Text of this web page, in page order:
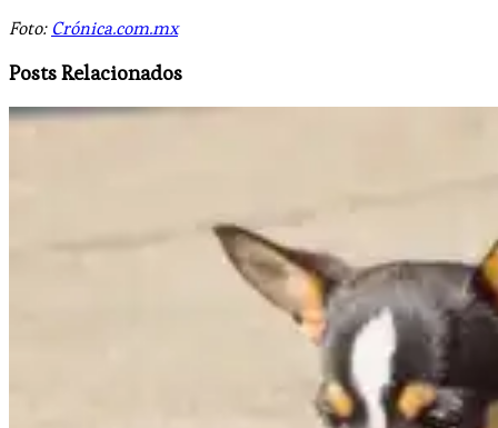
Foto: Crónica.com.mx
Posts Relacionados